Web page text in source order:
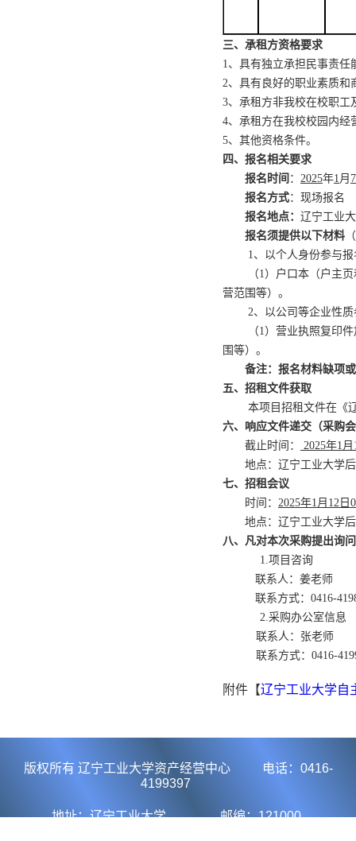
三、承租方资格要求
1、具有独立承担民事责任
2、具有良好的职业素质和
3、承租方非我校在校职工
4、承租方在我校校园内经
5、其他资格条件。
四、报名相关要求
报名时间 ： 2025年1月 7
报名方式：现场报名
报名地点： 辽宁工业
报名须提供以下材料
1、以个人身份参与报
（1）户口本（户主
营范围等）。
2、以公司等企业性
（1）营业执照复印
围等）。
备注：报名材料缺项
五、招租文件获取
本项目招租文件在《
六、响应文件递交（采购
截止时间：
2025年1月
地点： 辽宁工业大学
七、招租会议
时间： 2025年1月 12 日
地点： 辽宁工业大学
八、凡对本次采购提出询
1.项目咨询
联系人：姜老师
联系方式： 0416-
2.采购办公室信息
联系人： 张老师
联系方式： 0416-
附件【辽宁工业大学自
版权所有 辽宁工业大学资产经营中心 电话：0416-
4199397
地址：辽宁工业大学 邮编：121000